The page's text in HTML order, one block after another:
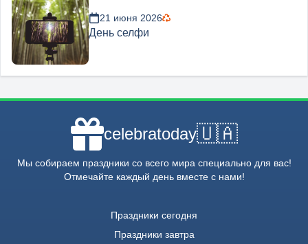
21 июня 2026
День селфи
celebratoday🇺🇦
Мы собираем праздники со всего мира специально для вас!
Отмечайте каждый день вместе с нами!
Праздники сегодня
Праздники завтра